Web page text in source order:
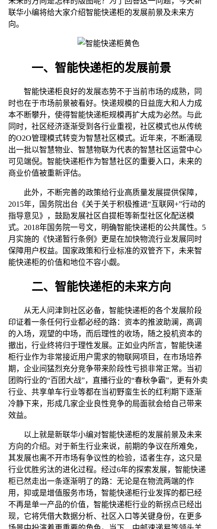
联华小编将给大家介绍智能快递柜的发展前景及未来方
向。
一、智能快递柜的发展前景
智能快递柜良好的发展态势不于当前市场的成熟，同
时也在于市场前景被看好。快递规模的日益庞大和人力成
本不断攀升，使得智能快递柜规模再扩大成为必然。与此
同时，社区经济逐渐受到各行业重视，社区模式也从传统
的O2O管理模式转变为智慧社区模式。近年来，不断涌现
出一批以智慧物业、智慧物联为代表的智慧社区运营中心
可见端倪。智能快递柜作为智慧社区的重要入口，未来的
商业价值被重新评估。
此外，不断完善的政策给行业高质量发展提供保障，
2015年，国务院出台《关于关于积极推进“互联网+”行动的
指导意见》，鼓励发展社区自提柜等新型社区化配送模
式。 2018年国务院一号文，明确智能快递柜的公共属性。 5
月实施的《快递暂行条例》更是在加快物流行业发展同时
保障用户权益。国家政策和行业标准的双管齐下，未来智
能快递柜的价值和地位不容小觑。
二、智能快递柜的未来方向
从无人问津到社区必备，智能快递柜的各个发展阶段
印证着一条任何行业都必经的路：资本的推波助澜，高调
的入场，观望的中场，而后理性的收场，随之投机资本的
撤出，行业终将归于理性发展。正如业内所言，智能快递
柜行业作为非常接近用户需求的物联网项目，在市场培养
期，企业间猛烈充分竞争带来阶段性亏损非常正常。当初
团购行业的“百团大战”，直播行业的“春秋争霸”，更有外卖
行业、共享单车行业等都在当初野蛮生长的红利期下逐渐
冷静下来，形成几家企业良性竞争的局面就会给自己带来
效益。
以上就是新联华小编对智能快递柜的发展前景及未来
方向的介绍。对于新生行业来说，前期的争议在所难免，
其发展也离不开市场有争议性的检验，适者生存，这只是
行业优胜劣汰的进化过程。经过6年的探索发展，智能快递
柜已然走出一条逐渐明了的路：无论是在物流两端的作
用，抑或是增值服务市场，智能快递柜行业发挥的都已经
不再是单一产品的价值，智能快递柜行业的新拐点已经出
现，它将凭借大数据分析、社区入口等关键身份，在更多